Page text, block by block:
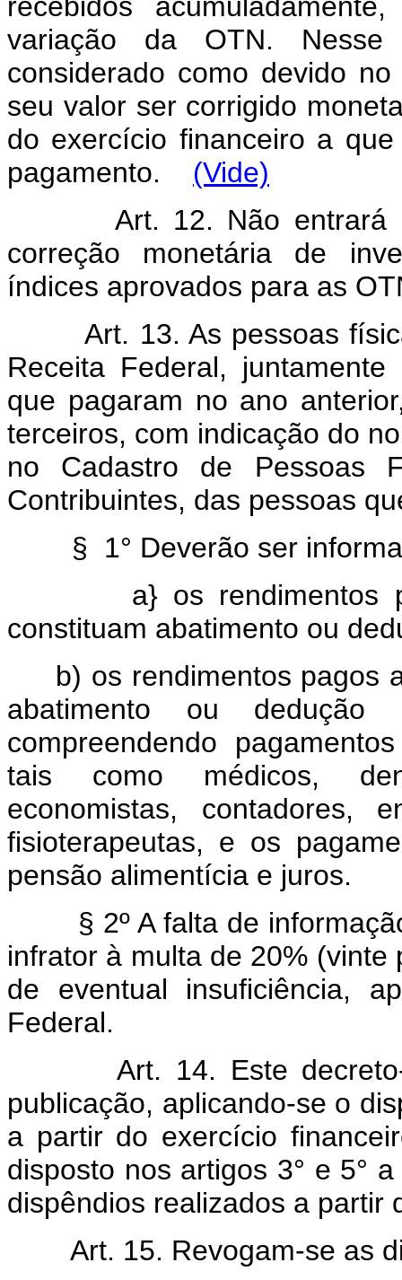
variação da OTN.
considerado como devido
seu valor ser corrigido
do exercício financeiro a
pagamento. (Vide)
Art. 12. Não entrará
correção monetária de
índices aprovados para as
Art. 13. As pessoas
Receita Federal,
que pagaram no ano
terceiros, com indicação do
no Cadastro de Pessoas
Contribuintes, das pessoas
§ 1° Deverão ser
a} os rendimentos
constituam abatimento ou
b) os rendimentos pagos
abatimento ou dedução
compreendendo
tais como médicos,
economistas, contadores,
fisioterapeutas, e os
pensão alimentícia e juros.
§ 2º A falta de
infrator à multa de 20%
de eventual insuficiência,
Federal.
Art. 14. Este
publicação, aplicando-se o
a partir do exercício
disposto nos artigos 3° e 5°
dispêndios realizados a partir
Art. 15. Revogam-se as